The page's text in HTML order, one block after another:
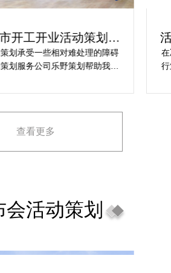
开工开业活动策划方
精选
划承受一些相对难处理的障碍
划服务公司乐野策划帮助我完
完美，下次有计划还会选择乐
查看更多
会活动策划